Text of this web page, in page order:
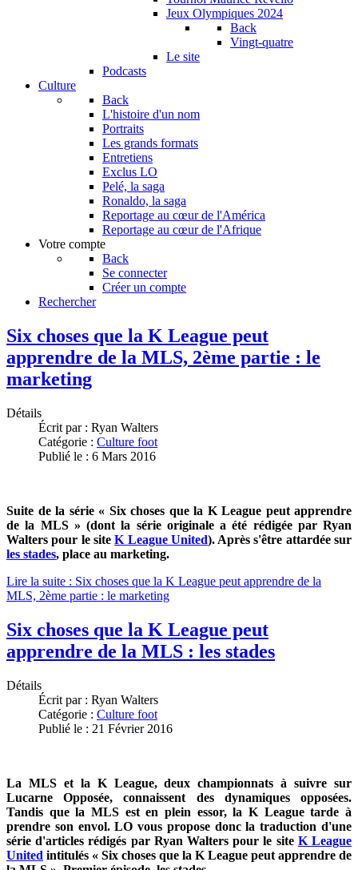
Jeux Olympiques 2024
Back
Vingt-quatre
Le site
Podcasts
Culture
Back
L'histoire d'un nom
Portraits
Les grands formats
Entretiens
Exclus LO
Pelé, la saga
Ronaldo, la saga
Reportage au cœur de l'América
Reportage au cœur de l'Afrique
Votre compte
Back
Se connecter
Créer un compte
Rechercher
Six choses que la K League peut
apprendre de la MLS, 2ème partie : le
marketing
Détails
Écrit par : Ryan Walters
Catégorie : Culture foot
Publié le : 6 Mars 2016
Suite de la série « Six choses que la K League peut apprendre
de la MLS » (dont la série originale a été rédigée par Ryan
Walters pour le siteK League United). Après s'être attardée sur
les stades, place au marketing.
Lire la suite : Six choses que la K League peut apprendre de la
MLS, 2ème partie : le marketing
Six choses que la K League peut
apprendre de la MLS : les stades
Détails
Écrit par : Ryan Walters
Catégorie : Culture foot
Publié le : 21 Février 2016
La MLS et la K League, deux championnats à suivre sur
Lucarne Opposée, connaissent des dynamiques opposées.
Tandis que la MLS est en plein essor, la K League tarde à
prendre son envol. LO vous propose donc la traduction d'une
série d'articles rédigés par Ryan Walters pour le site K League
United intitulés « Six choses que la K League peut apprendre de